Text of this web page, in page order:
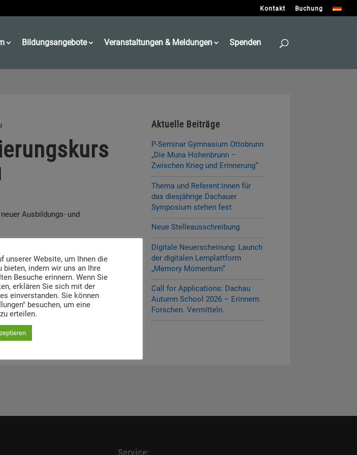
Kontakt Buchung
Bildungsangebote Veranstaltungen & Meldungen Spenden
Ausbildungs- und
Aktuelle Beiträge
P-Seminar Gymnasium Ottobrunn
„Die Muna Hohenbrunn –
Zwischen Krieg und Erinnerung“
Thema und Referent:innen für
das diesjährige Dachauer
Symposium stehen fest
Neue Stelleausschreibung
Digitale Neuerscheinung: Launch
der digitalen Lernplattform
„Memory Momentum“
Call for Applications: Dachau
Autumn School 2026 – Erinnern.
Forschen. Vermitteln.
unserer Website, um Ihnen die
bieten, indem wir uns an Ihre
Besuche erinnern. Wenn Sie
erklären Sie sich mit der
einverstanden. Sie können
besuchen, um eine
erteilen.